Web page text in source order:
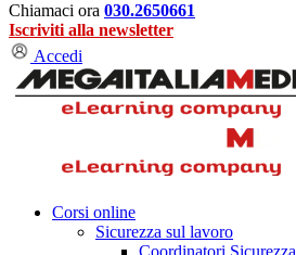
Chiamaci ora 030.2650661
Iscriviti alla newsletter
Accedi
Corsi online
Sicurezza sul lavoro
Coordinatori Sicurezza